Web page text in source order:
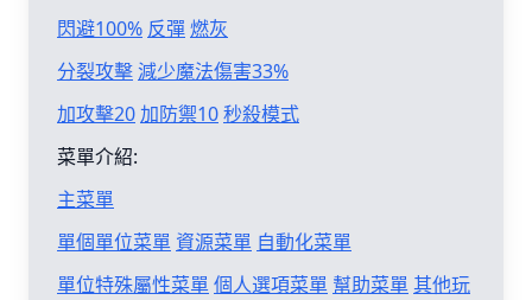
閃避100% 反彈燃灰
分裂攻擊減少魔法傷害33%
加攻擊20加防禦10秒殺模式
菜單介紹:
主菜單
單個單位菜單 資源菜單 自動化菜單
單位特殊屬性菜單個人選項菜單 幫助菜單其他玩